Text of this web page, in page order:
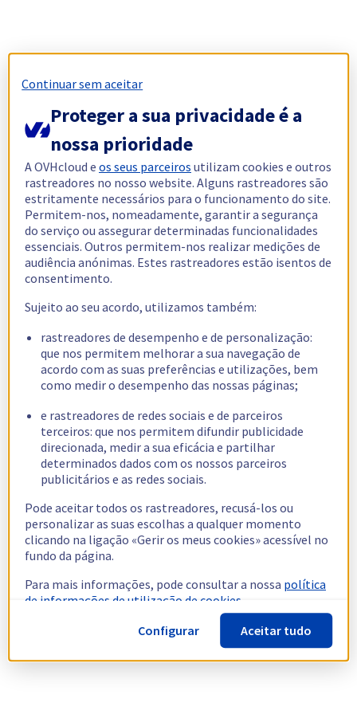
Continuar sem aceitar
Proteger a sua privacidade é a
nossa prioridade
A OVHcloud eos seus parceiros utilizam cookies e outros
rastreadores no nosso website. Alguns rastreadores são
estritamente necessários para o funcionamento do site.
Permitem-nos, nomeadamente, garantir a segurança
do serviço ou assegurar determinadas funcionalidades
essenciais. Outros permitem-nos realizar medições de
audiência anónimas. Estes rastreadores estão isentos de
consentimento.
Sujeito ao seu acordo, utilizamos também:
rastreadores de desempenho e de personalização:
que nos permitem melhorar a sua navegação de
acordo com as suas preferências e utilizações, bem
como medir o desempenho das nossas páginas;
e rastreadores de redes sociais e de parceiros
terceiros: que nos permitem difundir publicidade
direcionada, medir a sua eficácia e partilhar
determinados dados com os nossos parceiros
publicitários e as redes sociais.
Pode aceitar todos os rastreadores, recusá-los ou
personalizar as suas escolhas a qualquer momento
clicando na ligação «Gerir os meus cookies» acessível no
fundo da página.
Para mais informações, pode consultar a nossa política
de informações de utilização de cookies.
Configurar
Aceitar tudo